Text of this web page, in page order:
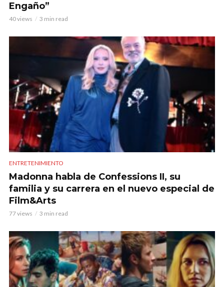
Engaño”
40 views 3 min read
ENTRETENIMIENTO
Madonna habla de Confessions II, su
familia y su carrera en el nuevo especial de
Film&Arts
77 views 3 min read